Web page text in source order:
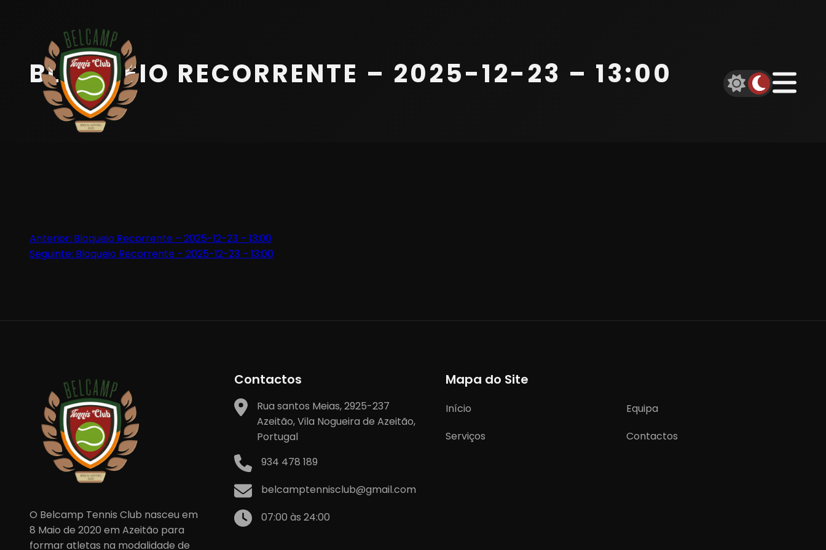
Equipa
Serviços
Parceiros
Beach Tennis
BLOQUEIO RECORRENTE – 2025-12-23 – 13:00
Navegação
de
Anterior: Bloqueio Recorrente – 2025-12-23 – 13:00
Seguinte: Bloqueio Recorrente – 2025-12-23 – 13:00
O Belcamp Tennis Club nasceu em
8 Maio de 2020 em Azeitão para
formar atletas na modalidade de
Contactos
Rua santos Meias, 2925-237
Azeitão, Vila Nogueira de Azeitão,
Portugal
934 478 189
belcamptennisclub@gmail.com
07:00 às 24:00
Mapa do Site
Início
Equipa
Serviços
Contactos